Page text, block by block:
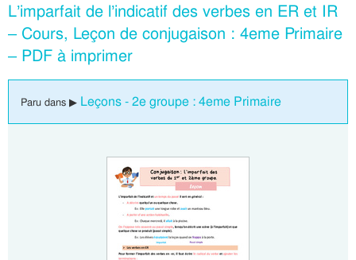
L’imparfait de l’indicatif des verbes en ER et IR
– Cours, Leçon de conjugaison : 4eme Primaire
– PDF à imprimer
Paru dans ▶ Leçons - 2e groupe : 4eme Primaire